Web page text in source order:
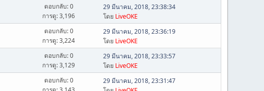
ตอบกลับ: 0
การดู: 3,196
29 มีนาคม, 2018, 23:38:34
โดย LiveOKE
ตอบกลับ: 0
การดู: 3,224
29 มีนาคม, 2018, 23:36:19
โดย LiveOKE
ตอบกลับ: 0
การดู: 3,129
29 มีนาคม, 2018, 23:33:57
โดย LiveOKE
ตอบกลับ: 0
29 มีนาคม, 2018, 23:31:47